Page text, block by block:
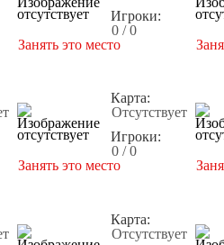
Игроки:
0 / 0
Занять это место
Карта:
Отсутствует
Игроки:
0 / 0
Занять это место
Карта:
Отсутствует